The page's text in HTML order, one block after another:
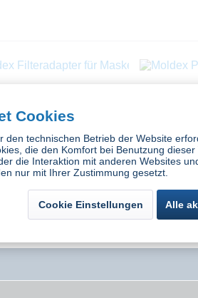
Filteradapter für
Maskenserie 8000
10 Stück
Moldex
Cookies
den technischen Betrieb der Website
die den Komfort bei Benutzung dieser
die Interaktion mit anderen Websites
nur mit Ihrer Zustimmung gesetzt.
Cookie Einstellungen Alle